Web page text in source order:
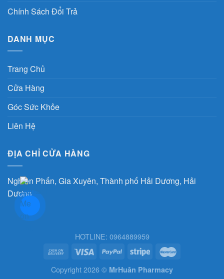
Chính Sách Đổi Trả
DANH MỤC
Trang Chủ
Cửa Hàng
Góc Sức Khỏe
Liên Hệ
ĐỊA CHỈ CỬA HÀNG
Nghiên Phấn, Gia Xuyên, Thành phố Hải Dương, Hải
Dương
HOTLINE: 0964889959
Copyright 2026 © MrHuân Pharmacy